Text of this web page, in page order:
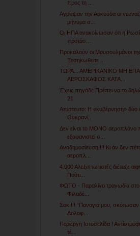
προς τη ...
Αγρίεψαν την Αρκούδα οι
μήνυμα σ...
Οι ΗΠΑ ανακοίνωσαν ότι η
προτάσ...
Προκαλούν οι Μουσουλμάνοι
Ξεσηκωθείτε ...
ΤΩΡΑ... ΑΜΕΡΙΚΑΝΙΚΟ ΜΗ
ΑΕΡΟΣΚΑΦΟΣ ΚΑΤΑ...
Έχεις πηγάδι; Πρέπει να το
21
Απίστευτο: Η «κυβέρνηση» δύο
Ουκρανί...
Δεν είναι το ΜΟΝΟ αεροπλάνο
εξαφανιστεί σ...
Αναδημοσίευση !!! Κι άν δεν
αεροπλ...
4.000 Αλεξιπτωτιστές διέταξε
Πούτι...
ΦΩΤΟ - Παραλίγο τραγωδία στο
Φιλαδέ...
Σοκ !!! “Παναγιά μου, σκότωσαν
Δολοφ...
Περίεργη Ιστοσελίδα !
τέ...